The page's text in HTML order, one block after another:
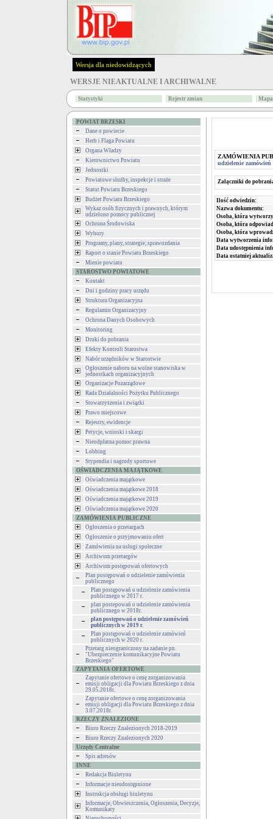
Wersja dla niedowidzących
WERSJE NIEAKTUALNE I ARCHIWALNE
Statystyki Rejestr zmian
POWIAT BRZESKI
Dane o powiecie
Herb i Flaga Powiatu
Organa Władzy
Kierownictwo Powiatu
Jednostki
Powiatowe służby, inspekcje i straże
Statut Powiatu Brzeskiego
Budżet Powiatu Brzeskiego
Wykaz osób fizycznych i prawnych, którym
udzielono pomocy publicznej
Ochrona Środowiska
Wybory
Programy, plany, strategie, sprawozdania
Raport o stanie Powiatu Brzeskiego
Mienie powiatu
STAROSTWO POWIATOWE
Kontakt
Dni i godziny pracy urzędu
Struktura Organizacyjna
Regulamin Organizacyjny
Ochrona Danych Osobowych
Monitoring
Druki do pobrania
Efekty Kontroli Starostwa
Nabór urzędników w Starostwie
Ogłoszenie naboru na wolne stanowiska w
jednostkach organizacyjnych
Organizacje Pozarządowe
Rada Działalności Pożytku Publicznego
Stowarzyszenia i związki
Prawo miejscowe
Rejestry, ewidencje
Petycje, wnioski i skargi
Nieodpłatna pomoc prawna
Lobbing
Stypendia i nagrody sportowe
OŚWIADCZENIA MAJĄTKOWE
Oświadczenia majątkowe
Oświadczenia majątkowe 2018
Oświadczenia majątkowe 2019
Oświadczenia majątkowe 2020
ZAMÓWIENIA PUBLICZNE
Ogłoszenia o przetargach
Ogłoszenie o przyjmowaniu ofert
Zamówienia na usługi społeczne
Archiwum przetargów
Archiwum postępowań ofertowych
Plan postępowań o udzielenie zamówienia
publicznego
Plan postępowań o udzielenie zamówienia
publicznego w 2017 r.
plan postepowań o udzielenie zamówienia
publicznego w 2018r.
plan postępowań o udzielenie zamówień
publicznych w 2019 r.
Plan postępowań o udzielenie zamówień
publicznych w 2020 r.
Przetarg nieograniczony na zadanie pn.
"Ubezpieczenie komunikacyjne Powiatu
Brzeskiego"
ZAPYTANIA OFERTOWE
Zapytanie ofertowe o cenę zorganizowania
emisji obligacji dla Powiatu Brzeskiego z dnia
29.05.2018r.
Zapytanie ofertowe o cenę zorganizowania
emisji obligacji dla Powiatu Brzeskiego z dnia
3.07.2018r.
RZECZY ZNALEZIONE
Biuro Rzeczy Znalezionych 2018-2019
Biuro Rzeczy Znalezionych 2020
Urzędy Centralne
Spis adresów
INNE
Redakcja Biuletynu
Informacje nieudostępnione
Instrukcja obsługi biuletynu
Informacje, Obwieszczenia, Ogłoszenia, Decyzje,
Komunikaty
ZAMÓWIENIA
udzielenie
Załączniki do
Ilość odwiedzin:
Nazwa dokumentu:
Osoba, która
Osoba, która
Osoba, która
Data wytworzenia
Data udostępnienia
Data ostatniej